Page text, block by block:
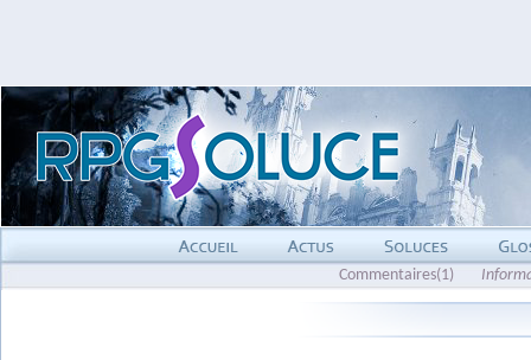
Commentaires(1)